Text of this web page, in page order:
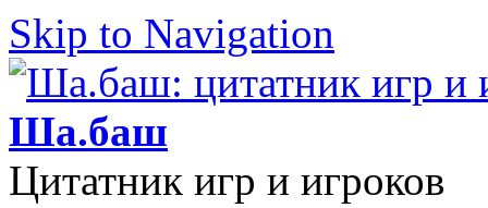
Skip to Navigation
Ша.баш
Цитатник игр и игроков